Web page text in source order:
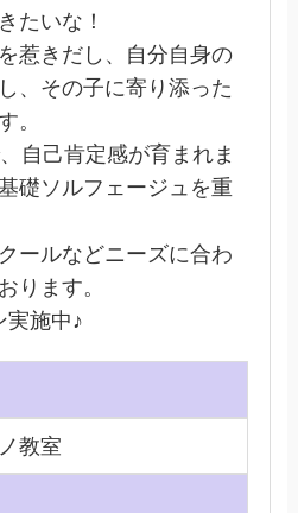
たいな！
惹きだし、自分自身の
、その子に寄り添った
。
自己肯定感が育まれま
礎ソルフェージュを重
ールなどニーズに合わ
ります。
実施中♪
教室